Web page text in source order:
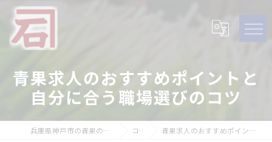
青果求人のおすすめポイントと
自分に合う職場選びのコツ
兵庫県神戸市の青果の求人なら石田青果株式会社 コラム 青果求人のおすすめポイントと自分に合う職場選びのコツ